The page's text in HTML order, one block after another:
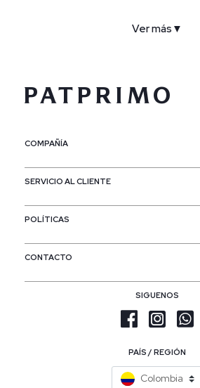
Ver más ▼
COMPAÑÍA
SERVICIO AL CLIENTE
POLÍTICAS
SIGUENOS
PAÍS / REGIÓN
Colombia
CONTACTO